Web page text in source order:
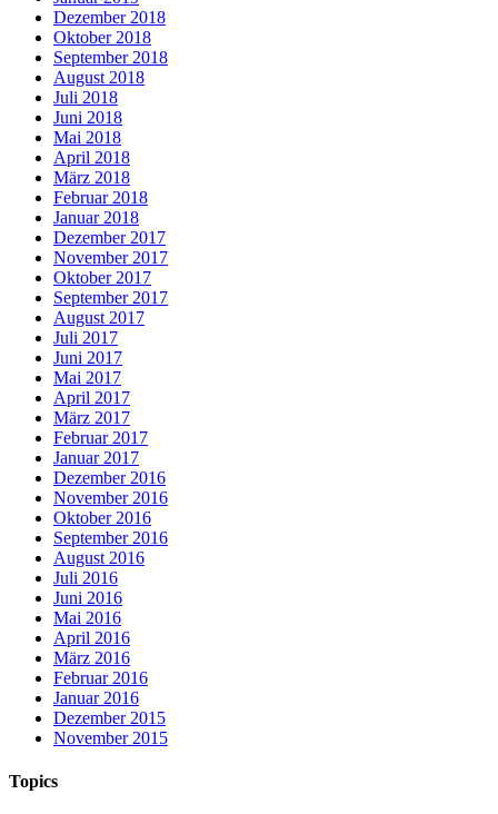
Dezember 2018
Oktober 2018
September 2018
August 2018
Juli 2018
Juni 2018
Mai 2018
April 2018
März 2018
Februar 2018
Januar 2018
Dezember 2017
November 2017
Oktober 2017
September 2017
August 2017
Juli 2017
Juni 2017
Mai 2017
April 2017
März 2017
Februar 2017
Januar 2017
Dezember 2016
November 2016
Oktober 2016
September 2016
August 2016
Juli 2016
Juni 2016
Mai 2016
April 2016
März 2016
Februar 2016
Januar 2016
Dezember 2015
November 2015
Topics